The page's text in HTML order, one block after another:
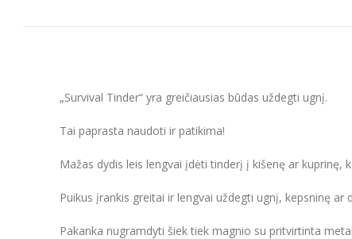
„Survival Tinder“ yra greičiausias būdas uždegti ugnį.
Tai paprasta naudoti ir patikima!
Mažas dydis leis lengvai įdėti tinderį į kišenę ar kuprinę,
Puikus įrankis greitai ir lengvai uždegti ugnį, kepsninę ar
Pakanka nugramdyti šiek tiek magnio su pritvirtinta